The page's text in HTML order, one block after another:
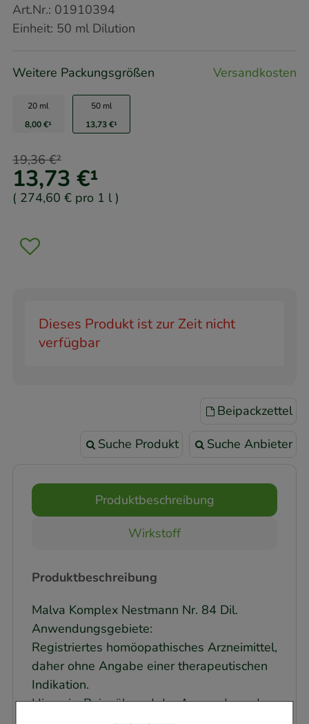
Art.Nr.: 01910394
Einheit: 50 mlDilution
Weitere Packungsgrößen Versandkosten
20 ml
8,00 €¹
50 ml
13,73 €¹
13,73 €¹
19,36 €²
( 274,60 € pro 1 l )
Dieses Produkt ist zur Zeit nicht
verfügbar
Beipackzettel
Suche Produkt Suche Anbieter
Produktbeschreibung
Wirkstoff
Produktbeschreibung
Malva Komplex Nestmann Nr. 84 Dil.
Anwendungsgebiete:
Registriertes homöopathisches Arzneimittel,
daher ohne Angabe einer therapeutischen
Indikation.
Hinweis: Bei während der Anwendung des